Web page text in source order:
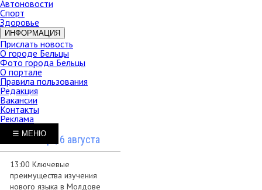
Автоновости
Спорт
Здоровье
ИНФОРМАЦИЯ
Прислать новость
О городе Бельцы
Фото города Бельцы
О портале
Правила пользования
Редакция
Вакансии
Контакты
Реклама
Четверг, 6 августа
13:00 Ключевые
преимущества изучения
нового языка в Молдове
☰ МЕНЮ